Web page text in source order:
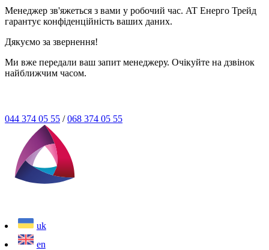
Менеджер зв'яжеться з вами у робочий час. AT Енерго Трейд
гарантує конфіденційність ваших даних.
Дякуємо за звернення!
Ми вже передали ваш запит менеджеру. Очікуйте на дзвінок
найближчим часом.
044 374 05 55 / 068 374 05 55
uk
en